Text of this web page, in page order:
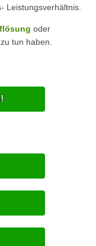
Leistungsverhältnis.
oder
tun haben.